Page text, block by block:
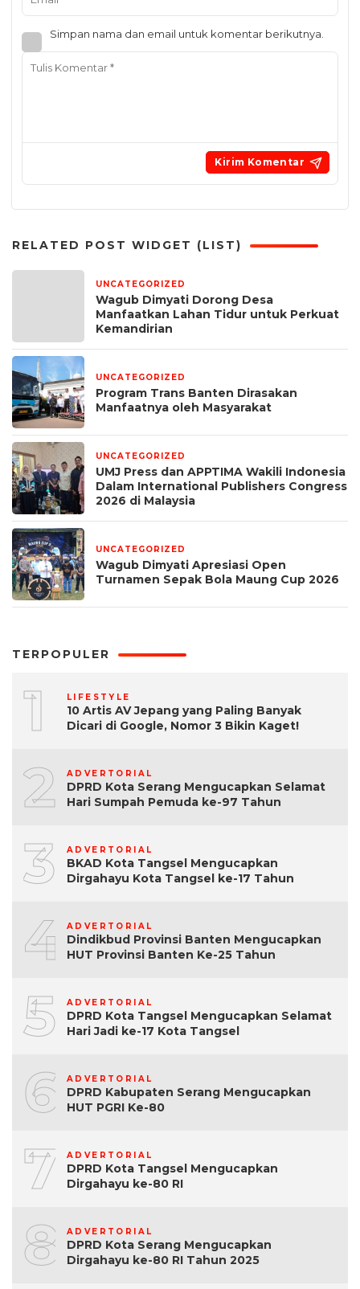
Simpan nama dan email untuk komentar berikutnya.
RELATED POST WIDGET (LIST)
UNCATEGORIZED
Wagub Dimyati Dorong Desa
Manfaatkan Lahan Tidur untuk Perkuat
Kemandirian
UNCATEGORIZED
Program Trans Banten Dirasakan
Manfaatnya oleh Masyarakat
UNCATEGORIZED
UMJ Press dan APPTIMA Wakili Indonesia
Dalam International Publishers Congress
2026 di Malaysia
UNCATEGORIZED
Wagub Dimyati Apresiasi Open
Turnamen Sepak Bola Maung Cup 2026
TERPOPULER
1 LIFESTYLE
10 Artis AV Jepang yang Paling Banyak
Dicari di Google, Nomor 3 Bikin Kaget!
2 ADVERTORIAL
DPRD Kota Serang Mengucapkan Selamat
Hari Sumpah Pemuda ke-97 Tahun
3 ADVERTORIAL
BKAD Kota Tangsel Mengucapkan
Dirgahayu Kota Tangsel ke-17 Tahun
4 ADVERTORIAL
Dindikbud Provinsi Banten Mengucapkan
HUT Provinsi Banten Ke-25 Tahun
5 ADVERTORIAL
DPRD Kota Tangsel Mengucapkan Selamat
Hari Jadi ke-17 Kota Tangsel
6 ADVERTORIAL
DPRD Kabupaten Serang Mengucapkan
HUT PGRI Ke-80
7 ADVERTORIAL
DPRD Kota Tangsel Mengucapkan
Dirgahayu ke-80 RI
8 ADVERTORIAL
DPRD Kota Serang Mengucapkan
Dirgahayu ke-80 RI Tahun 2025